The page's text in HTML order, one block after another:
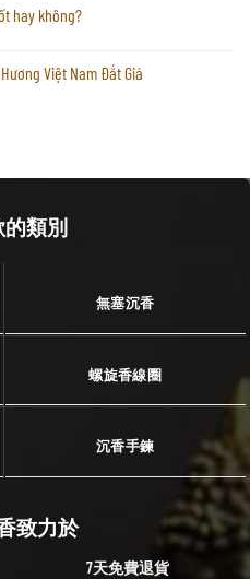
hay không?
Việt Nam Đắt Giá
類別
無塞沉香
螺旋香線圈
沉香手鍊
致力於
7天免費退貨